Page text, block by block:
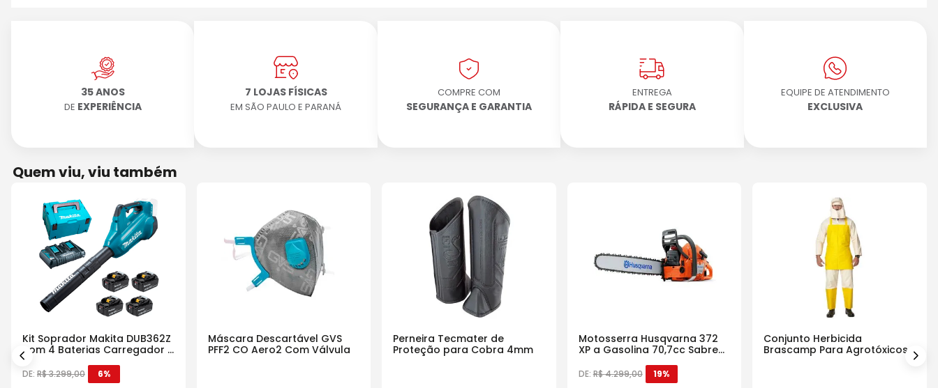
35 ANOS
DE EXPERIÊNCIA
7 LOJAS FÍSICAS
EM SÃO PAULO E PARANÁ
COMPRE COM
SEGURANÇA E GARANTIA
ENTREGA
RÁPIDA E SEGURA
EQUIPE DE ATENDIMENTO
EXCLUSIVA
Quem viu, viu também
Kit Soprador Makita DUB362Z
com 4 Baterias Carregador e
Maleta
DE: R$3.299,00 6%
Máscara Descartável GVS
PFF2 CO Aero2 Com Válvula
Perneira Tecmater de
Proteção para Cobra 4mm
Motosserra Husqvarna 372
XP a Gasolina 70,7cc Sabre
DE:R$4.299,00 19%
Conjunto Herbicida
Brascamp Para Agrotóxicos
30 Lavagens